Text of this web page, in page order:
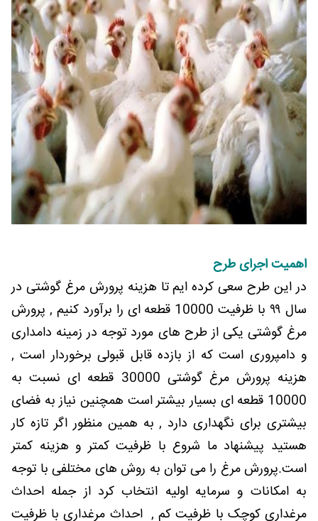
اهمیت اجرای طرح
در این طرح سعی کرده ایم تا هزینه پرورش مرغ گوشتی در
سال ۹۹ با ظرفیت 10000 قطعه ای را برآورد کنیم , پرورش
مرغ گوشتی یکی از طرح های مورد توجه در زمینه دامداری
و دامپروری است که از بازده قابل قبولی برخوردار است ,
هزینه پرورش مرغ گوشتی 30000 قطعه ای نسبت به
10000 قطعه ای بسیار بیشتر است همچنین نیاز به فضای
بیشتری برای نگهداری دارد , به همین منظور اگر تازه کار
هستید پیشنهاد ما شروع با ظرفیت کمتر و هزینه کمتر
است.پرورش مرغ را می توان به روش های مختلفی با توجه
به امکانات و سرمایه اولیه انتخاب کرد از جمله احداث
مرغداری کوچک با ظرفیت کم , احداث مرغداری با ظرفیت